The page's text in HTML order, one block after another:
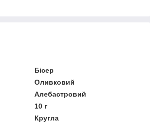
Бісер
Оливковий
Алебастровий
10 г
Кругла